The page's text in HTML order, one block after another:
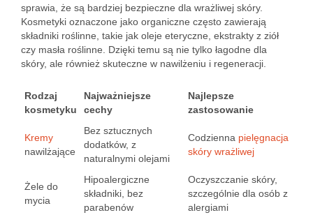
sprawia, że są bardziej bezpieczne dla wrażliwej skóry.
Kosmetyki oznaczone jako organiczne często zawierają
składniki roślinne, takie jak oleje eteryczne, ekstrakty z ziół
czy masła roślinne. Dzięki temu są nie tylko łagodne dla
skóry, ale również skuteczne w nawilżeniu i regeneracji.
Rodzaj
kosmetyku
Najważniejsze
cechy
Najlepsze
zastosowanie
Kremy
nawilżające
Bez sztucznych
dodatków, z
naturalnymi olejami
Codzienna pielęgnacja
skóry wrażliwej
Żele do
mycia
Hipoalergiczne
składniki, bez
parabenów
Oczyszczanie skóry,
szczególnie dla osób z
alergiami